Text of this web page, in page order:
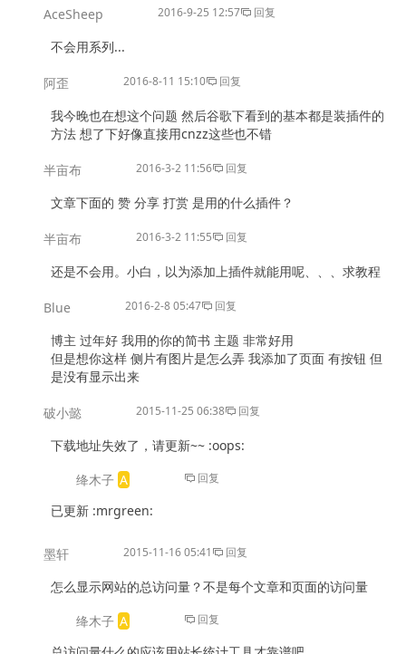
AceSheep 2016-9-25 12:57 回复
不会用系列...
阿歪 2016-8-11 15:10 回复
我今晚也在想这个问题 然后谷歌下看到的基本都是装插件的
方法 想了下好像直接用cnzz这些也不错
半亩布 2016-3-2 11:56 回复
文章下面的 赞 分享 打赏 是用的什么插件？
半亩布 2016-3-2 11:55 回复
还是不会用。小白，以为添加上插件就能用呢、、、求教程
Blue 2016-2-8 05:47 回复
博主 过年好 我用的你的简书 主题 非常好用
但是想你这样 侧片有图片是怎么弄 我添加了页面 有按钮 但
是没有显示出来
破小懿 2015-11-25 06:38 回复
下载地址失效了，请更新~~ :oops:
绛木子
回复
已更新 :mrgreen:
墨轩 2015-11-16 05:41 回复
怎么显示网站的总访问量？不是每个文章和页面的访问量
绛木子
回复